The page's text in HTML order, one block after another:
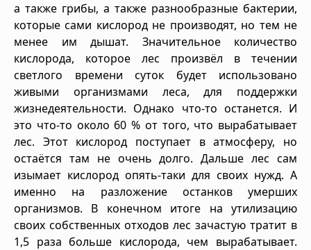
а также грибы, а также разнообразные бактерии,
которые сами кислород не производят, но тем не
менее им дышат. Значительное количество
кислорода, которое лес произвёл в течении
светлого времени суток будет использовано
живыми организмами леса, для поддержки
жизнедеятельности. Однако что-то останется. И
это что-то около 60 % от того, что вырабатывает
лес. Этот кислород поступает в атмосферу, но
остаётся там не очень долго. Дальше лес сам
изымает кислород опять-таки для своих нужд. А
именно на разложение останков умерших
организмов. В конечном итоге на утилизацию
своих собственных отходов лес зачастую тратит в
1,5 раза больше кислорода, чем вырабатывает.